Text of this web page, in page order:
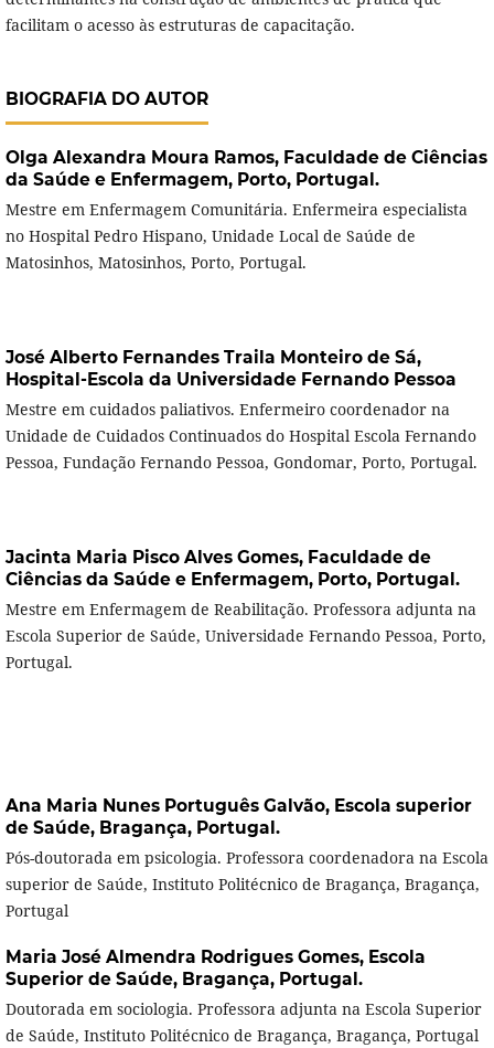
facilitam o acesso às estruturas de capacitação.
BIOGRAFIA DO AUTOR
Olga Alexandra Moura Ramos, Faculdade de Ciências
da Saúde e Enfermagem, Porto, Portugal.
Mestre em Enfermagem Comunitária. Enfermeira especialista
no Hospital Pedro Hispano, Unidade Local de Saúde de
Matosinhos, Matosinhos, Porto, Portugal.
José Alberto Fernandes Traila Monteiro de Sá,
Hospital-Escola da Universidade Fernando Pessoa
Mestre em cuidados paliativos. Enfermeiro coordenador na
Unidade de Cuidados Continuados do Hospital Escola Fernando
Pessoa, Fundação Fernando Pessoa, Gondomar, Porto, Portugal.
Jacinta Maria Pisco Alves Gomes, Faculdade de
Ciências da Saúde e Enfermagem, Porto, Portugal.
Mestre em Enfermagem de Reabilitação. Professora adjunta na
Escola Superior de Saúde, Universidade Fernando Pessoa, Porto,
Portugal.
Ana Maria Nunes Português Galvão, Escola superior
de Saúde, Bragança, Portugal.
Pós-doutorada em psicologia. Professora coordenadora na Escola
superior de Saúde, Instituto Politécnico de Bragança, Bragança,
Portugal
Maria José Almendra Rodrigues Gomes, Escola
Superior de Saúde, Bragança, Portugal.
Doutorada em sociologia. Professora adjunta na Escola Superior
de Saúde, Instituto Politécnico de Bragança, Bragança, Portugal